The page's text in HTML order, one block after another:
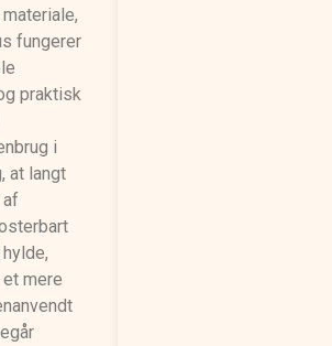
fungerer
praktisk
i
at langt
mere